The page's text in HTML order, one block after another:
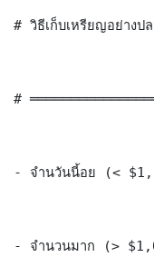
# วิธีเก็บเหรียญอย่างป
#
- จำนวันนี้อย (<
- จำนวนมาก (>